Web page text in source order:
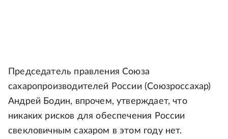
Председатель правления Союза
сахаропроизводителей России (Союзроссахар)
Андрей Бодин, впрочем, утверждает, что
никаких рисков для обеспечения России
свекловичным сахаром в этом году нет.